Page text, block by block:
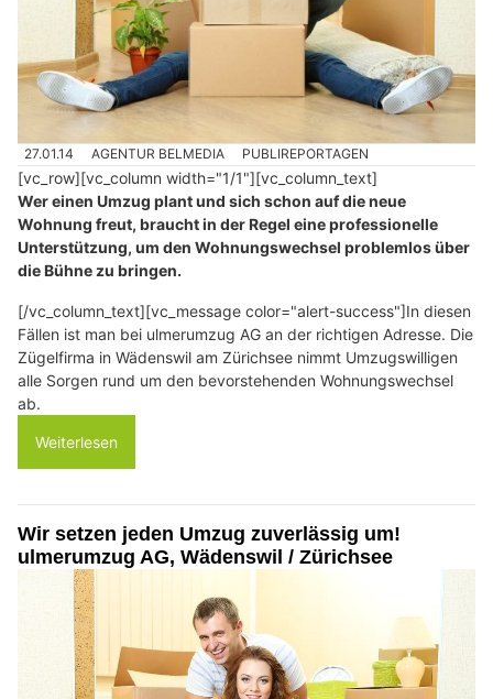
27.01.14 AGENTUR BELMEDIA PUBLIREPORTAGEN
[vc_row][vc_column width="1/1"][vc_column_text]
Wer einen Umzug plant und sich schon auf die neue
Wohnung freut, braucht in der Regel eine professionelle
Unterstützung, um den Wohnungswechsel problemlos über
die Bühne zu bringen.
[/vc_column_text][vc_message color="alert-success"]In diesen
Fällen ist man bei ulmerumzug AG an der richtigen Adresse. Die
Zügelfirma in Wädenswil am Zürichsee nimmt Umzugswilligen
alle Sorgen rund um den bevorstehenden Wohnungswechsel
ab.
Weiterlesen
Wir setzen jeden Umzug zuverlässig um!
ulmerumzug AG, Wädenswil / Zürichsee